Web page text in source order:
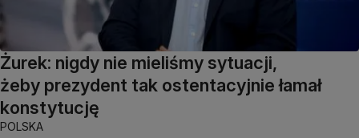
Żurek: nigdy nie mieliśmy sytuacji,
żeby prezydent tak ostentacyjnie łamał
konstytucję
POLSKA